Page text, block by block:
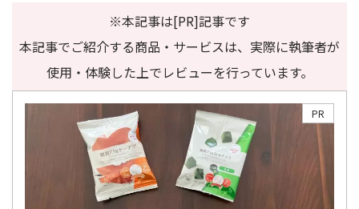
※本記事は[PR]記事です
本記事でご紹介する商品・サービスは、実際に執筆者が
使用・体験した上でレビューを行っています。
PR